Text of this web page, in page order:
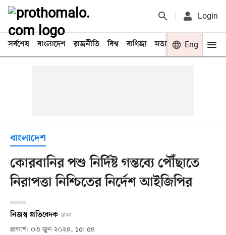
Login
সর্বশেষ বাংলাদেশ রাজনীতি বিশ্ব বাণিজ্য মতামত খেলা
Eng
বাংলাদেশ
কোরবানির পশু নির্দিষ্ট গন্তব্যে পৌঁছাতে
নিরাপত্তা নিশ্চিতের নির্দেশ আইজিপির
নিজস্ব প্রতিবেদক ঢাকা
প্রকাশ: ০৩ জুন ২০২৪, ১৫: ৫৪